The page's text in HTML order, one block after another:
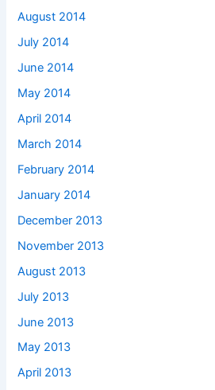
August 2014
July 2014
June 2014
May 2014
April 2014
March 2014
February 2014
January 2014
December 2013
November 2013
August 2013
July 2013
June 2013
May 2013
April 2013